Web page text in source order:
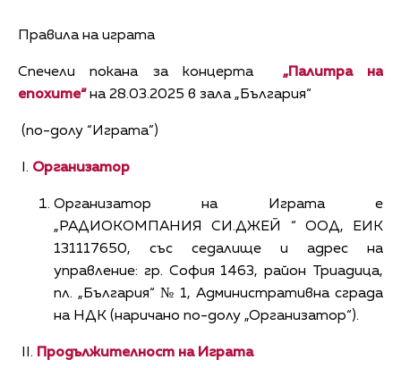
Правила на играта
Спечели покана за концерта „Палитра на
епохите“на 28.03.2025 в зала „България“
(по-долу “Играта”)
I. Организатор
Организатор на Играта е
„РАДИОКОМПАНИЯ СИ.ДЖЕЙ “ OOД, ЕИК
131117650, със седалище и адрес на
управление: гр. София 1463, район Триадица,
пл. „България“ № 1, Административна сграда
на НДК (наричано по-долу „Организатор“).
II. Продължителност на Играта